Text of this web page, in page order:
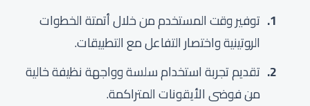
توفير وقت المستخدم من خلال أتمتة الخطوات
الروتينية واختصار التفاعل مع التطبيقات.
تقديم تجربة استخدام سلسة وواجهة نظيفة خالية
من فوضى الأيقونات المتراكمة.